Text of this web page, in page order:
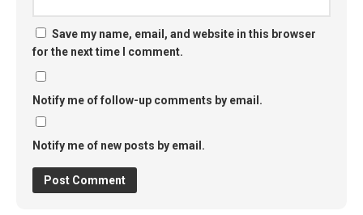
Save my name, email, and website in this browser
for the next time I comment.
Notify me of follow-up comments by email.
Notify me of new posts by email.